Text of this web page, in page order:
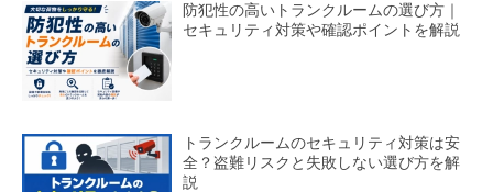
防犯性の高いトランクルームの選び方｜
セキュリティ対策や確認ポイントを解説
トランクルームのセキュリティ対策は安
全？盗難リスクと失敗しない選び方を解
説